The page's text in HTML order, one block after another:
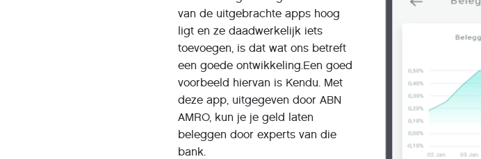
van de uitgebrachte apps hoog
ligt en ze daadwerkelijk iets
toevoegen, is dat wat ons betreft
een goede ontwikkeling.Een goed
voorbeeld hiervan is Kendu. Met
deze app, uitgegeven door ABN
AMRO, kun je je geld laten
beleggen door experts van die
bank.